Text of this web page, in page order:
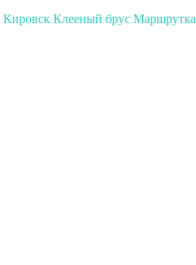
Кировск Клееный брус Маршрутка